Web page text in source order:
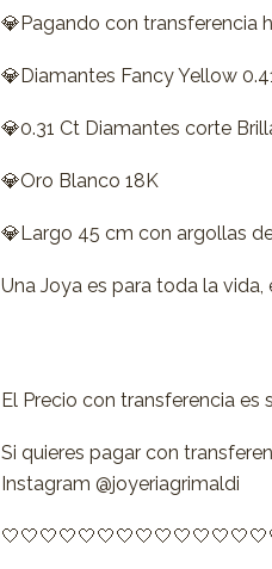
💎Pagando con transferencia
💎Diamantes Fancy Yellow
💎0.31 Ct Diamantes corte
💎Oro Blanco 18K
💎Largo 45 cm con argollas
Una Joya es para toda la vida,
El Precio con transferencia es
Si quieres pagar con
Instagram @joyeriagrimaldi